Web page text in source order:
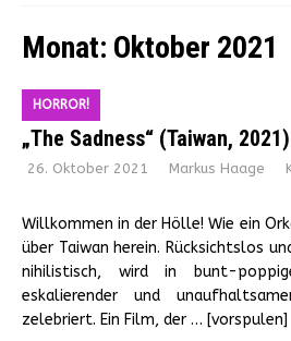
Monat: Oktober 2021
HORROR!
„The Sadness“ (Taiwan, 2021)
26. Oktober 2021 Markus Haage
Willkommen in der Hölle! Wie ein
über Taiwan herein. Rücksichtslos
nihilistisch, wird in bunt-
eskalierender und
zelebriert. Ein Film, der … [vorspulen]